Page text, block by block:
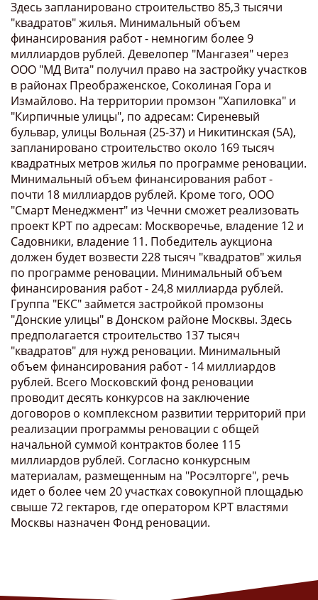
Здесь запланировано строительство 85,3 тысячи
"квадратов" жилья. Минимальный объем
финансирования работ - немногим более 9
миллиардов рублей. Девелопер "Мангазея" через
ООО "МД Вита" получил право на застройку участков
в районах Преображенское, Соколиная Гора и
Измайлово. На территории промзон "Хапиловка" и
"Кирпичные улицы", по адресам: Сиреневый
бульвар, улицы Вольная (25-37) и Никитинская (5А),
запланировано строительство около 169 тысяч
квадратных метров жилья по программе реновации.
Минимальный объем финансирования работ -
почти 18 миллиардов рублей. Кроме того, ООО
"Смарт Менеджмент" из Чечни сможет реализовать
проект КРТ по адресам: Москворечье, владение 12 и
Садовники, владение 11. Победитель аукциона
должен будет возвести 228 тысяч "квадратов" жилья
по программе реновации. Минимальный объем
финансирования работ - 24,8 миллиарда рублей.
Группа "ЕКС" займется застройкой промзоны
"Донские улицы" в Донском районе Москвы. Здесь
предполагается строительство 137 тысяч
"квадратов" для нужд реновации. Минимальный
объем финансирования работ - 14 миллиардов
рублей. Всего Московский фонд реновации
проводит десять конкурсов на заключение
договоров о комплексном развитии территорий при
реализации программы реновации с общей
начальной суммой контрактов более 115
миллиардов рублей. Согласно конкурсным
материалам, размещенным на "Росэлторге", речь
идет о более чем 20 участках совокупной площадью
свыше 72 гектаров, где оператором КРТ властями
Москвы назначен Фонд реновации.